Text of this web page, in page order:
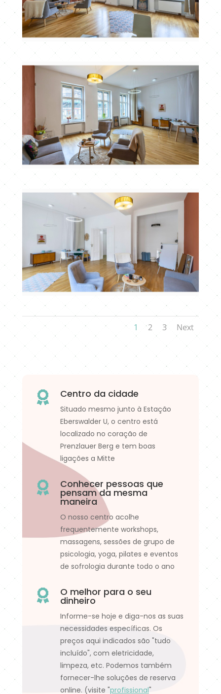
1 2 3 Next
 Centro da cidade
Situado mesmo junto à Estação
Eberswalder U, o centro está
localizado no coração de
Prenzlauer Berg e tem boas
ligações a Mitte
 Conhecer pessoas que
pensam da mesma
maneira
O nosso centro acolhe
frequentemente workshops,
massagens, sessões de grupo de
psicologia, yoga, pilates e eventos
de sofrologia durante todo o ano
 O melhor para o seu
dinheiro
Informe-se hoje e diga-nos as suas
necessidades específicas. Os
preços aqui indicados são "tudo
incluído", com eletricidade,
limpeza, etc. Podemos também
fornecer-lhe soluções de reserva
online. (visite "profissional"